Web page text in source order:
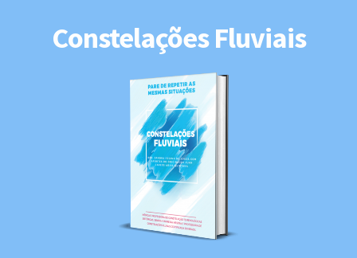
Constelações Fluviais